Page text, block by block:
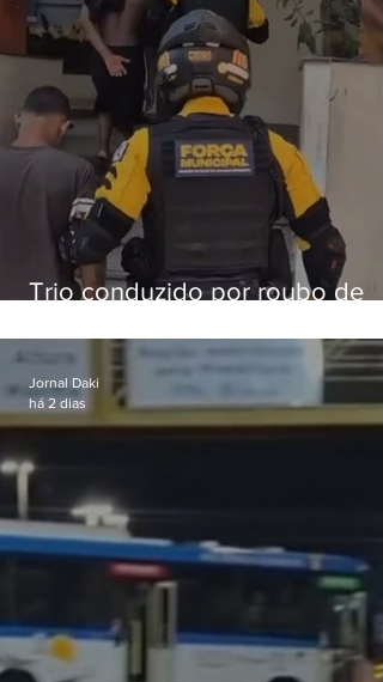
Trio conduzido por roubo de
passagens
Jornal Daki
há 2 dias